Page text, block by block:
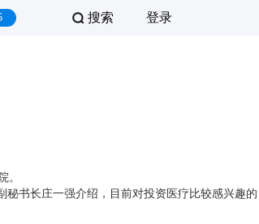
登录
搜索
。
秘书长庄一强介绍，目前对投资医疗比较感兴趣的